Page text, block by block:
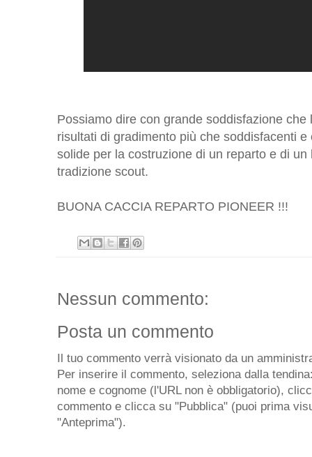
Possiamo dire con grande soddisfazione
risultati di gradimento più che soddisfacenti
solide per la costruzione di un reparto e di
tradizione scout.
BUONA CACCIA REPARTO PIONEER !!!
Nessun commento:
Posta un commento
Il tuo commento verrà visionato da un
Per inserire il commento, seleziona dalla
nome e cognome (l'URL non è obbligatorio),
commento e clicca su "Pubblica" (puoi prima
"Anteprima").